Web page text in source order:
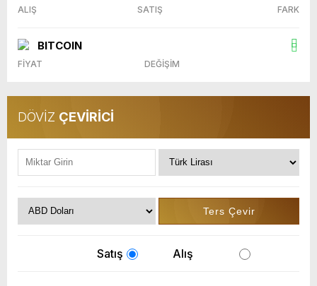
ALIŞ SATIŞ FARK
BITCOIN
FİYAT DEĞİŞİM
DÖVİZ ÇEVİRİCİ
Satış Alış